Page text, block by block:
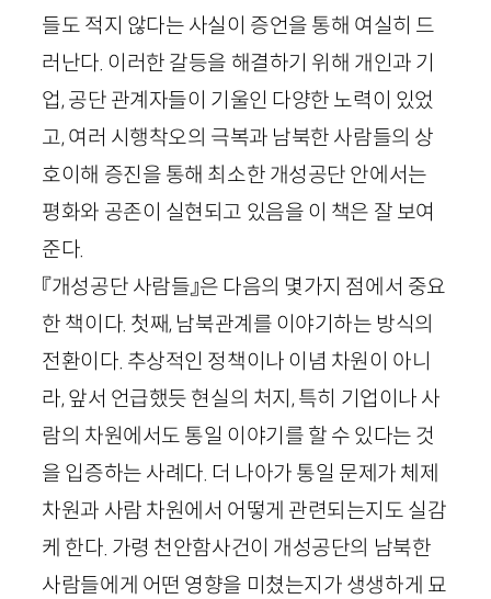
들도 적지 않다는 사실이 증언을 통해 여실히 드
러난다. 이러한 갈등을 해결하기 위해 개인과 기
업, 공단 관계자들이 기울인 다양한 노력이 있었
고, 여러 시행착오의 극복과 남북한 사람들의 상
호이해 증진을 통해 최소한 개성공단 안에서는
평화와 공존이 실현되고 있음을 이 책은 잘 보여
준다.
『개성공단 사람들』은 다음의 몇가지 점에서 중요
한 책이다. 첫째, 남북관계를 이야기하는 방식의
전환이다. 추상적인 정책이나 이념 차원이 아니
라, 앞서 언급했듯 현실의 처지, 특히 기업이나 사
람의 차원에서도 통일 이야기를 할 수 있다는 것
을 입증하는 사례다. 더 나아가 통일 문제가 체제
차원과 사람 차원에서 어떻게 관련되는지도 실감
케 한다. 가령 천안함사건이 개성공단의 남북한
사람들에게 어떤 영향을 미쳤는지가 생생하게 묘